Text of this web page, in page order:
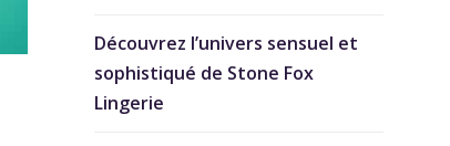
Découvrez l’univers sensuel et
sophistiqué de Stone Fox
Lingerie